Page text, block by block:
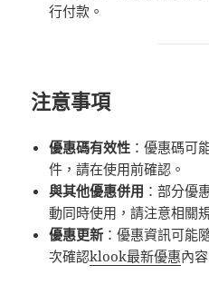
行付款。​
注意事項
優惠碼有效性 ：​優惠碼可
件，請在使用前確認。​
與其他優惠併用 ：​部分優
動同時使用，請注意相關
優惠更新 ：​優惠資訊可能
次確認klook最新優惠內容